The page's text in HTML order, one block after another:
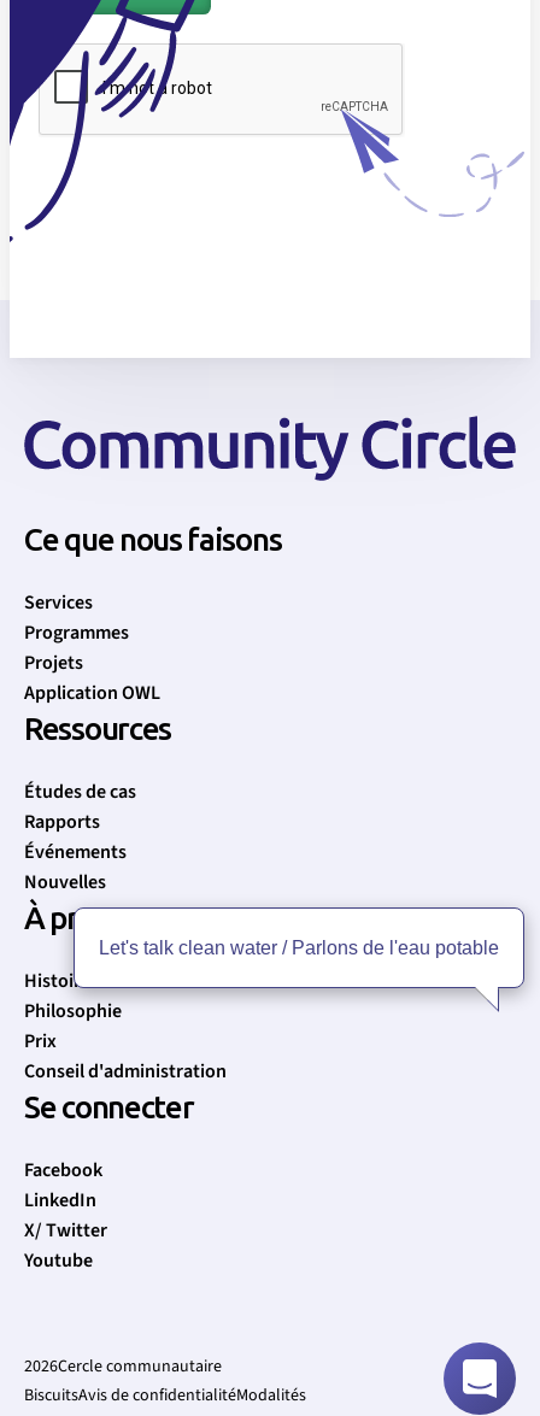
Ce que nous faisons
Services
Programmes
Projets
Application OWL
Ressources
Études de cas
Rapports
Événements
Nouvelles
À propos
Histoire
Philosophie
Prix
Conseil d'administration
Se connecter
Facebook
LinkedIn
X/ Twitter
Youtube
2026Cercle communautaire
BiscuitsAvis de confidentialitéModalités
Let's talk clean water / Parlons de l'eau potable